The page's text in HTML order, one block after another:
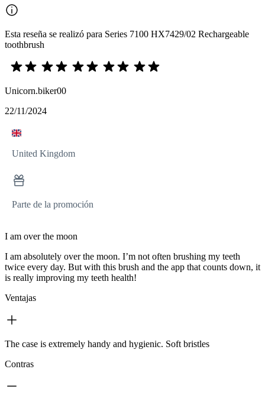
Esta reseña se realizó para Series 7100 HX7429/02 Rechargeable
toothbrush
Unicorn.biker00
22/11/2024
United Kingdom
Parte de la promoción
I am over the moon
I am absolutely over the moon. I’m not often brushing my teeth
twice every day. But with this brush and the app that counts down, it
is really improving my teeth health!
Ventajas
The case is extremely handy and hygienic. Soft bristles
Contras